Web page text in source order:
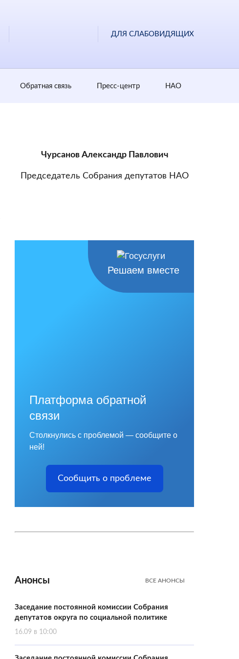
ДЛЯ СЛАБОВИДЯЩИХ
Обратная cвязь Пресс-центр НАО
Чурсанов Александр Павлович
Председатель Собрания депутатов НАО
Решаем вместе
Платформа обратной
связи
Столкнулись с проблемой — сообщите о
ней!
Сообщить о проблеме
Анонсы ВСЕ АНОНСЫ
Заседание постоянной комиссии Собрания
депутатов округа по социальной политике
16.09 в 10:00